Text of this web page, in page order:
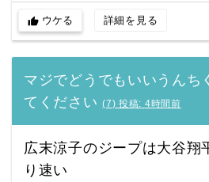
thumb_up ウケる 詳細を見る
マジでどうでもいいうんち
てください (7)投稿: 4時間前
広末涼子のジープは大谷翔
り速い